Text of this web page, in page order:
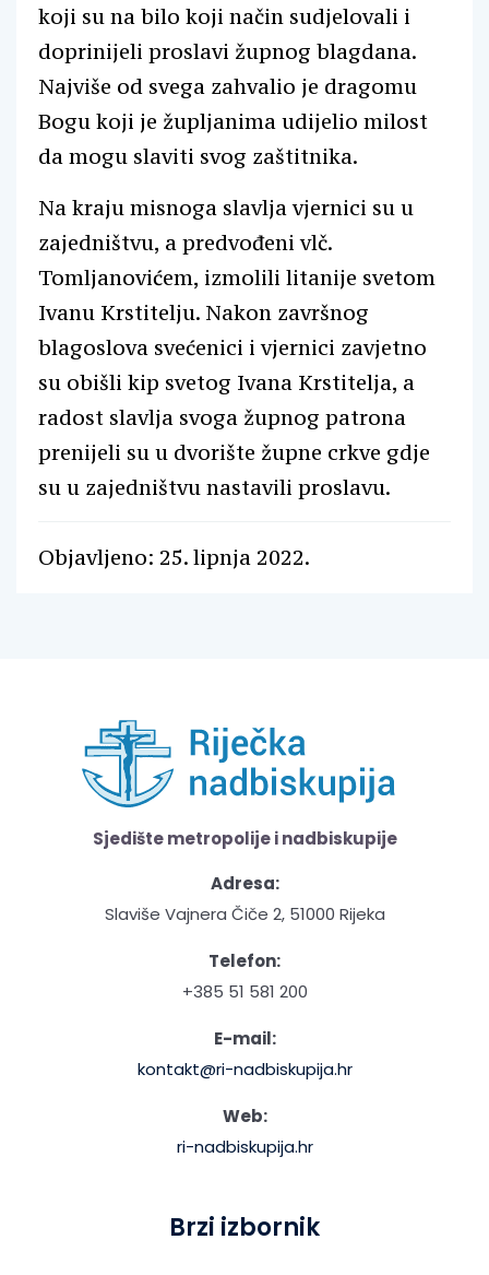
koji su na bilo koji način sudjelovali i
doprinijeli proslavi župnog blagdana.
Najviše od svega zahvalio je dragomu
Bogu koji je župljanima udijelio milost
da mogu slaviti svog zaštitnika.
Na kraju misnoga slavlja vjernici su u
zajedništvu, a predvođeni vlč.
Tomljanovićem, izmolili litanije svetom
Ivanu Krstitelju. Nakon završnog
blagoslova svećenici i vjernici zavjetno
su obišli kip svetog Ivana Krstitelja, a
radost slavlja svoga župnog patrona
prenijeli su u dvorište župne crkve gdje
su u zajedništvu nastavili proslavu.
Objavljeno: 25. lipnja 2022.
Sjedište metropolije i nadbiskupije
Adresa:
Slaviše Vajnera Čiče 2, 51000 Rijeka
Telefon:
+385 51 581 200
E-mail:
kontakt@ri-nadbiskupija.hr
Web:
ri-nadbiskupija.hr
Brzi izbornik